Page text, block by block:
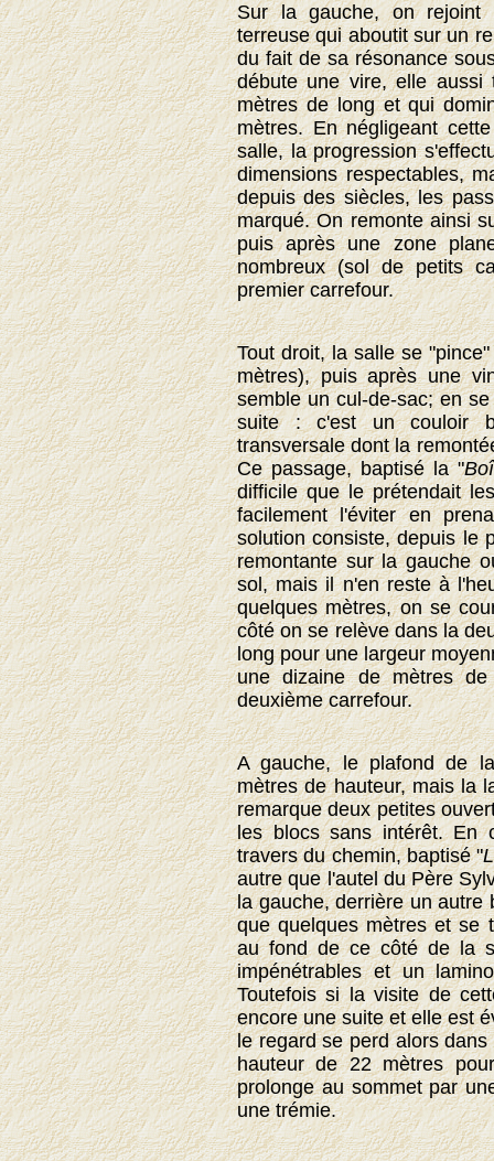
Sur la gauche, on rejoint
terreuse qui aboutit sur un
du fait de sa résonance
débute une vire, elle aussi
mètres de long et qui
mètres. En négligeant
salle, la progression
dimensions respectables,
depuis des siècles, les
marqué. On remonte ainsi
puis après une zone
nombreux (sol de petits
premier carrefour.
Tout droit, la salle se
mètres), puis après une
semble un cul-de-sac; en
suite : c'est un couloir
transversale dont la
Ce passage, baptisé la "
difficile que le prétendait
facilement l'éviter en
solution consiste, depuis le
remontante sur la gauche
sol, mais il n'en reste à
quelques mètres, on se
côté on se relève dans la
long pour une largeur
une dizaine de mètres
deuxième carrefour.
A gauche, le plafond de
mètres de hauteur, mais la
remarque deux petites
les blocs sans intérêt. En
travers du chemin, baptisé "
autre que l'autel du Père
la gauche, derrière un autre
que quelques mètres et se
au fond de ce côté de la
impénétrables et un
Toutefois si la visite de
encore une suite et elle est
le regard se perd alors
hauteur de 22 mètres
prolonge au sommet par
une trémie.